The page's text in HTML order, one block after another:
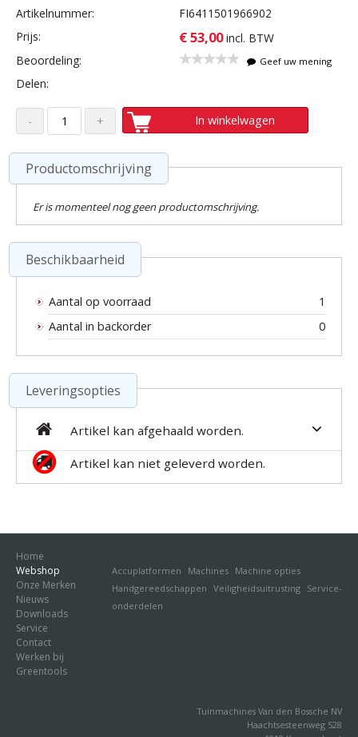
Artikelnummer:
FI6411501966902
Prijs:
€ 53,00 incl. BTW
Beoordeling:
Geef uw mening
Delen:
In winkelwagen
Productomschrijving
Er is momenteel nog geen productomschrijving.
Beschikbaarheid
Aantal op voorraad
1
Aantal in backorder
0
Leveringsopties
Artikel kan afgehaald worden.
Artikel kan niet geleverd worden.
Home
Webshop
Accuplatformen Machines Machine opties
Handgereedschappen Veiligheidsuitrusting Service-
onderdelen
Onze Merken
Nieuws
Downloads
Service
Contact
Werken bij
Greentools
Tuinmachines Van den Bossche NV
Haachtsesteenweg 528